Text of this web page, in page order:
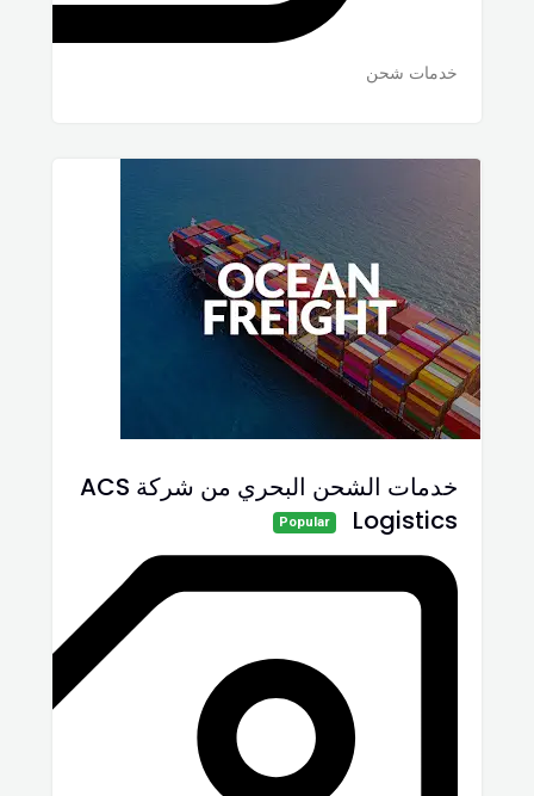
خدمات شحن
خدمات الشحن البحري من شركة ACS
Logistics
Popular